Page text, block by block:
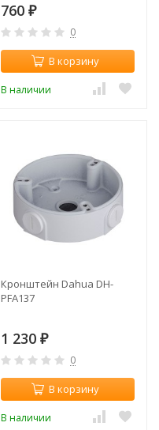
760 ₽
0
В корзину
В наличии
Кронштейн Dahua DH-
PFA137
1 230 ₽
0
В корзину
В наличии